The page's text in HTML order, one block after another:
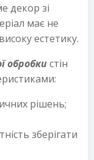
декор зі
має не
естетику.
обробкистін
рішень;
зберігати